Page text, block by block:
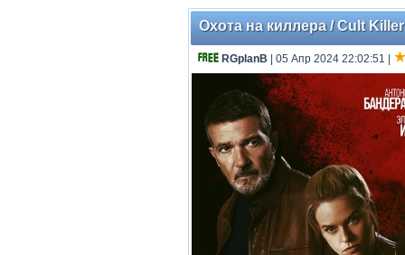
Охота на киллера / Cult
RGplanB | 05 Апр 2024 22:02:51